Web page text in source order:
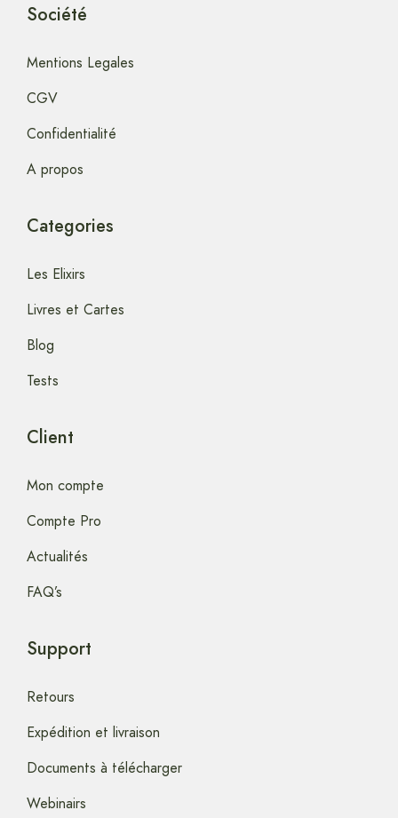
Société
Mentions Legales
CGV
Confidentialité
A propos
Categories
Les Elixirs
Livres et Cartes
Blog
Tests
Client
Mon compte
Compte Pro
Actualités
FAQ’s
Support
Retours
Expédition et livraison
Documents à télécharger
Webinairs